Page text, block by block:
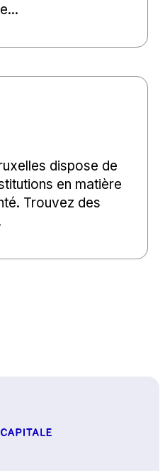
dispose de
en matière
Trouvez des